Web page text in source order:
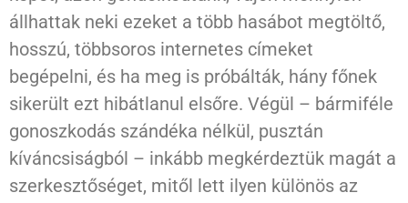
állhattak neki ezeket a több hasábot megtöltő,
hosszú, többsoros internetes címeket
begépelni, és ha meg is próbálták, hány főnek
sikerült ezt hibátlanul elsőre. Végül – bármiféle
gonoszkodás szándéka nélkül, pusztán
kíváncsiságból – inkább megkérdeztük magát a
szerkesztőséget, mitől lett ilyen különös az